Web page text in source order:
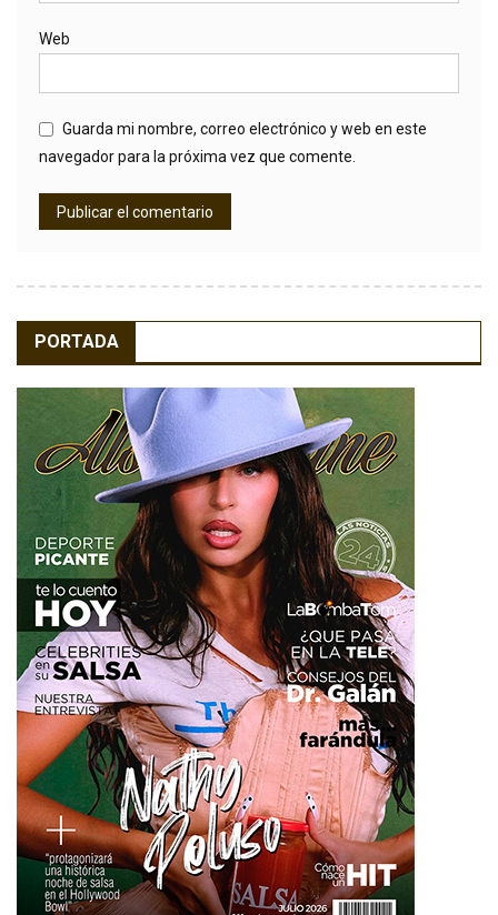
Web
Guarda mi nombre, correo electrónico y web en este
navegador para la próxima vez que comente.
PORTADA